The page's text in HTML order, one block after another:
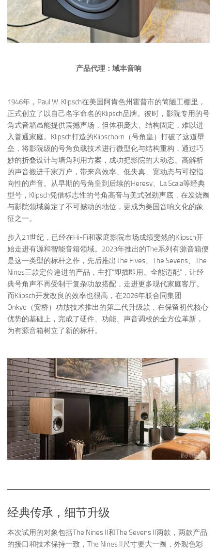
产品代理：域丰音响
1946年，Paul W. Klipsch在美国阿肯色州霍普市的简陋工棚里，
正式创立了以自己名字命名的Klipsch品牌。彼时，影院专用的号
角式音箱虽能提供震撼声场，但体积庞大、结构固定，难以进
入普通家庭。Klipsch打造的Klipschorn（号角皇）打破了这道壁
垒，将影院级的号角负载技术进行微型化与结构重构，通过巧
妙的折叠设计与墙角利用方案，成功把影院的大动态、高解析
的声音搬进千家万户，带来高效率、低失真、宽动态与可控指
向性的声音。从早期的号角皇到后续的Heresy、La Scala等经典
型号，Klipsch凭借标志性的号角高音与美式强劲声底，在发烧圈
与影院领域奠定了不可撼动的地位，更成为美国音响文化的象
征之一。
步入21世纪，已经在Hi-Fi和家庭影院市场成绩斐然的Klipsch开
始走进有源和智能音箱领域。2023年推出的The系列有源音箱便
是这一类型的标杆之作，先后推出The Fives、The Sevens、The
Nines三款定位递进的产品，主打“即插即用、全能适配”，让经
典号角声不再受制于复杂功放搭配，走进更多现代家庭客厅。
而Klipsch开发改良的效率也很高，在2026年联合同集团
Onkyo（安桥）功放技术推出的第二代升级款，在保留初代核心
优势的基础上，完成了硬件、功能、声音调校的全方位革新，
为有源音箱树立了新的标杆。
经典传承，细节升级
本次试用的对象包括The Nines II和The Sevens II两款，两款产品
的接口和技术保持一致，The Nines II尺寸要大一圈，外观色彩